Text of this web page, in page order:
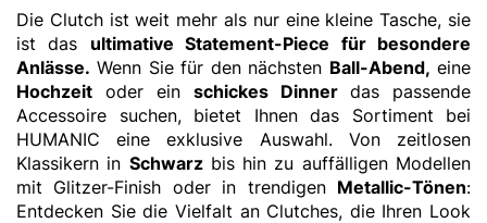
Die Clutch ist weit mehr als nur eine kleine Tasche, sie
ist das ultimative Statement-Piece für besondere
Anlässe. Wenn Sie für den nächsten Ball-Abend, eine
Hochzeit oder ein schickes Dinner das passende
Accessoire suchen, bietet Ihnen das Sortiment bei
HUMANIC eine exklusive Auswahl. Von zeitlosen
Klassikern in Schwarzbis hin zu auffälligen Modellen
mit Glitzer-Finish oder in trendigen Metallic-Tönen:
Entdecken Sie die Vielfalt an Clutches, die Ihren Look